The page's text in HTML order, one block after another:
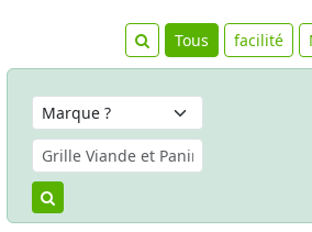
Tous facilité